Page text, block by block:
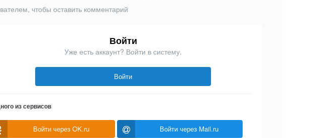
чтобы оставить комментарий
Войти
Уже есть аккаунт? Войти в систему.
Войти
из сервисов
Войти через OK.ru Войти через Mail.ru